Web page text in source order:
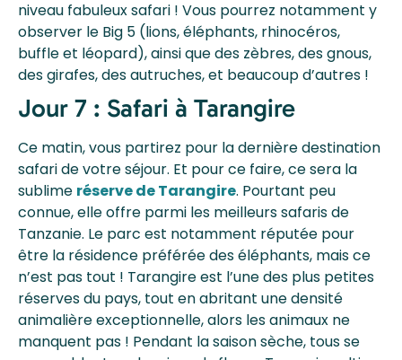
niveau fabuleux safari ! Vous pourrez notamment y
observer le Big 5 (lions, éléphants, rhinocéros,
buffle et léopard), ainsi que des zèbres, des gnous,
des girafes, des autruches, et beaucoup d’autres !
Jour 7 : Safari à Tarangire
Ce matin, vous partirez pour la dernière destination
safari de votre séjour. Et pour ce faire, ce sera la
sublime réserve de Tarangire. Pourtant peu
connue, elle offre parmi les meilleurs safaris de
Tanzanie. Le parc est notamment réputée pour
être la résidence préférée des éléphants, mais ce
n’est pas tout ! Tarangire est l’une des plus petites
réserves du pays, tout en abritant une densité
animalière exceptionnelle, alors les animaux ne
manquent pas ! Pendant la saison sèche, tous se